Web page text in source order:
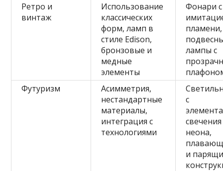
Ретро и
винтаж
Использование
классических
форм, ламп в
стиле Edison,
бронзовые и
медные
элементы
Фонари с
пламени,
лампы с
Футуризм
Асимметрия,
нестандартные
материалы,
интеграция с
технологиями
с
неона,
и